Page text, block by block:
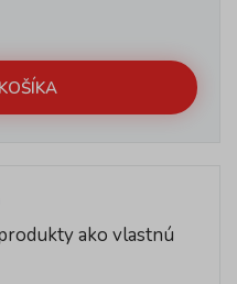
ako vlastnú